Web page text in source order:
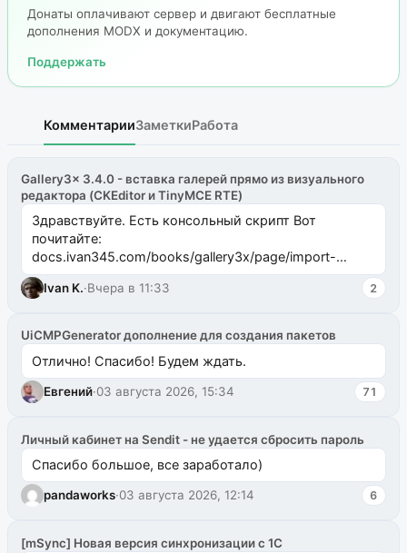
Донаты оплачивают сервер и двигают бесплатные
дополнения MODX и документацию.
Поддержать
КомментарииЗаметкиРабота
Gallery3x 3.4.0 - вставка галерей прямо из визуального
редактора (CKEditor и TinyMCE RTE)
Здравствуйте. Есть консольный скрипт Вот
почитайте:
docs.ivan345.com/books/gallery3x/page/import-
ms2galleryphp
Ivan K.·Вчера в 11:33 2
UiCMPGenerator дополнение для создания пакетов
Отлично! Спасибо! Будем ждать.
Евгений·03 августа 2026, 15:34 71
Личный кабинет на Sendit - не удается сбросить пароль
Спасибо большое, все заработало)
pandaworks·03 августа 2026, 12:14 6
[mSync] Новая версия синхронизации с 1С